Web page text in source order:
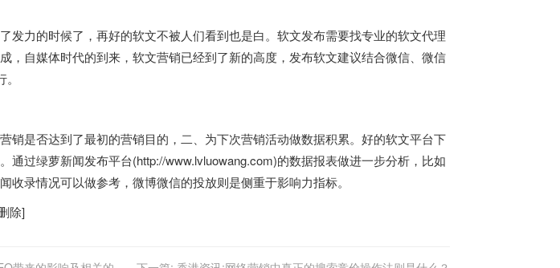
发力的时候了，再好的软文不被人们看到也是白。软文发布需要找专业的软文代理
，自媒体时代的到来，软文营销已经到了新的高度，发布软文建议结合微信、微信
销是否达到了最初的营销目的，二、为下次营销活动做数据积累。好的软文平台下
通过绿萝新闻发布平台(http://www.lvluowang.com)的数据报表做进一步分析，比如
收录情况可以做参考，微博微信的投放则是侧重于影响力指标。
除]